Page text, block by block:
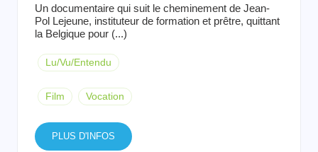
Un documentaire qui suit le cheminement de Jean-
Pol Lejeune, instituteur de formation et prêtre, quittant
la Belgique pour (...)
Lu/Vu/Entendu
Film Vocation
PLUS D'INFOS